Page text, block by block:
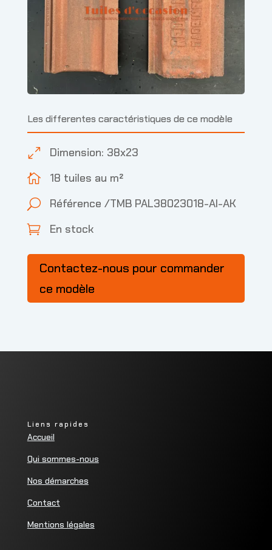
Les differentes caractéristiques de ce modèle
0 Dimension: 38x23
 18 tuiles au m²
U Référence /TMB PAL38023018-AI-AK
 En stock
Contactez-nous pour commander
ce modèle
Liens rapides
Accueil
Qui sommes-nous
Nos démarches
Contact
Mentions légales